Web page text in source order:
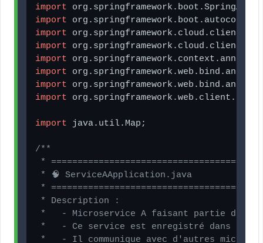
import
import
import
import
import
import
import
import
import java.util.Map;
/**
*
* 🧠 ServiceAApplication.java
*
* Description :
*   - Microservice A faisant partie d'une
*   - Ce service est enregistré dans le
*   - Il communique avec d'autres